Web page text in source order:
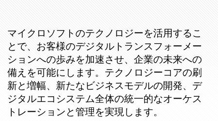
マイクロソフトのテクノロジーを活用するこ
とで、お客様のデジタルトランスフォーメー
ションへの歩みを加速させ、企業の未来への
備えを可能にします。テクノロジーコアの刷
新と増幅、新たなビジネスモデルの開発、デ
ジタルエコシステム全体の統一的なオーケス
トレーションと管理を実現します。